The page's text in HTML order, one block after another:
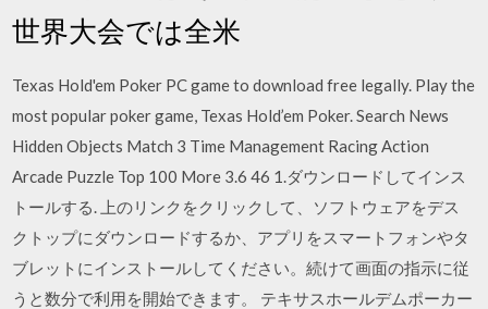
世界大会では全米
Texas Hold'em Poker PC game to download free legally. Play the
most popular poker game, Texas Hold’em Poker. Search News
Hidden Objects Match 3 Time Management Racing Action
Arcade Puzzle Top 100 More 3.6 46 1.ダウンロードしてインス
トールする. 上のリンクをクリックして、ソフトウェアをデス
クトップにダウンロードするか、アプリをスマートフォンやタ
ブレットにインストールしてください。続けて画面の指示に従
うと数分で利用を開始できます。 テキサスホールデムポーカー